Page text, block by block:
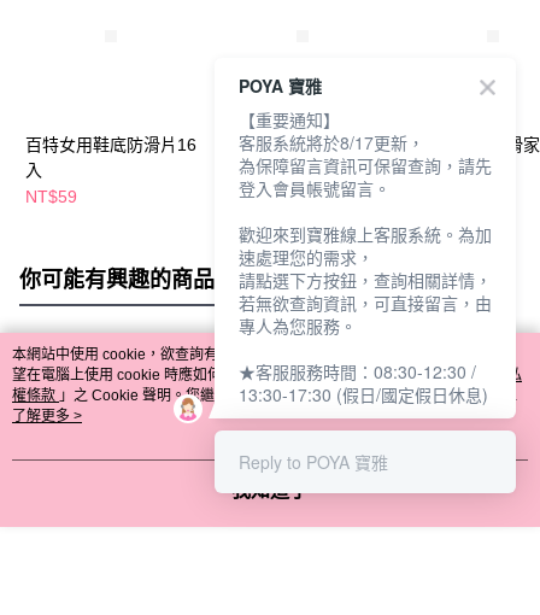
百特女用鞋底防滑片16
入
NT$59
ARRIBA厚底Q彈防水
拖鞋-多款任選
NT$275
91033情侶防滑
鞋
你可能有興趣的商品 全站排行
熱門標籤
本網站中使用 cookie，欲查詢有關本網站使用 cookie 方式之詳情，及若您不希
望在電腦上使用 cookie 時應如何變更電腦的 cookie 設定，請參閱本網站「
隱私
權條款 」之 Cookie 聲明。您繼續使用本網站即表示您同意本公司得按本網站使
用條款之 Cookie 聲明使用 cookie。
了解更多 >
我知道了
POYA 寶雅
【重要通知】
客服系統將於8/17更新，
為保障留言資訊可保留查詢，請先
登入會員帳號留言。
歡迎來到寶雅線上客服系統。為加
速處理您的需求，
請點選下方按鈕，查詢相關詳情，
若無欲查詢資訊，可直接留言，由
專人為您服務。
★客服服務時間：08:30-12:30 /
13:30-17:30 (假日/國定假日休息)
Reply to POYA 寶雅